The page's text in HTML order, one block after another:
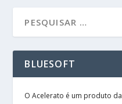
BLUESOFT
O Acelerato é um produto da